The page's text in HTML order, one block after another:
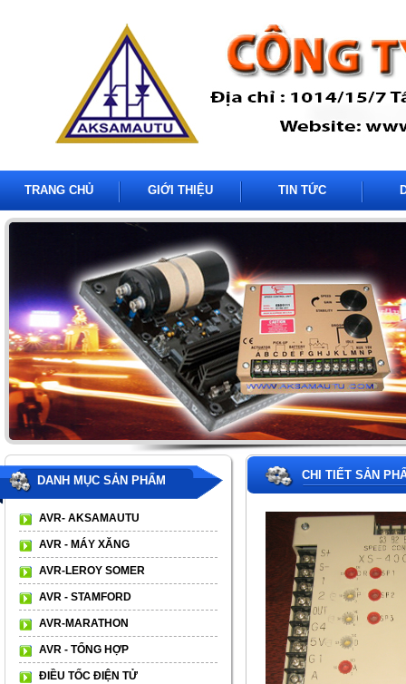
TRANG CHỦ GIỚI THIỆU TIN TỨC
DANH MỤC SẢN PHẨM
AVR- AKSAMAUTU
AVR - MÁY XĂNG
AVR-LEROY SOMER
AVR - STAMFORD
AVR-MARATHON
AVR - TỔNG HỢP
ĐIỀU TỐC ĐIỆN TỬ
CHI TIẾT SẢN